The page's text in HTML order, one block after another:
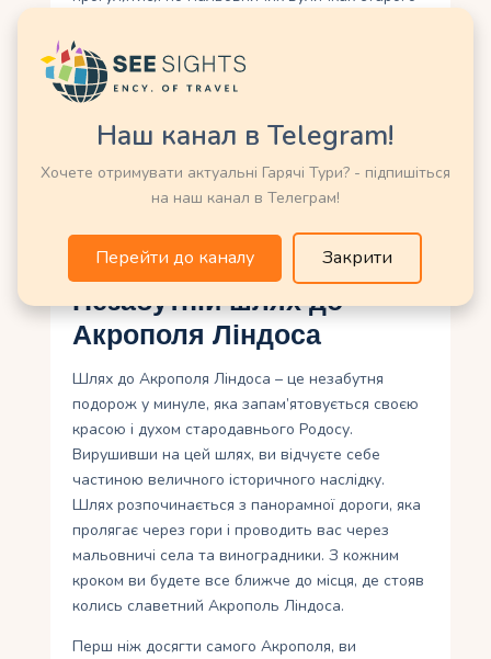
обов’язково засиплуть усмішками і ласкавими
словами мешканців.
справжнє мистецтво і культурне скарбниця
Греції. Цей острів запам’ятовується своєю
зачаровуючою культурою та безсмертними
поколениями.
Незабутній шлях до
Акрополя Ліндоса
Шлях до Акрополя Ліндоса – це незабутня
подорож у минуле, яка запам’ятовується своєю
красою і духом стародавнього Родосу.
Вирушивши на цей шлях, ви відчуєте себе
частиною величного історичного наслідку.
Шлях розпочинається з панорамної дороги, яка
пролягає через гори і проводить вас через
мальовничі села та виноградники. З кожним
кроком ви будете все ближче до місця, де стояв
колись славетний Акрополь Ліндоса.
Перш ніж досягти самого Акрополя, ви
Наш канал в Telegram!
Хочете отримувати актуальні Гарячі Тури? - підпишіться
на наш канал в Телеграм!
Перейти до каналу Закрити